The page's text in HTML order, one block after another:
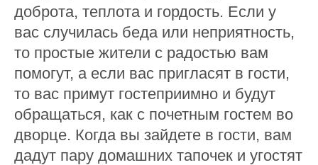
доброта, теплота и гордость. Если у
вас случилась беда или неприятность,
то простые жители с радостью вам
помогут, а если вас пригласят в гости,
то вас примут гостеприимно и будут
обращаться, как с почетным гостем во
дворце. Когда вы зайдете в гости, вам
дадут пару домашних тапочек и угостят